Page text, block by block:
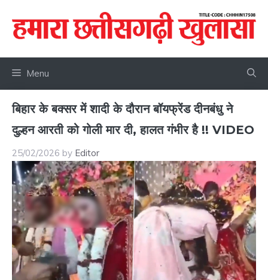
content
Menu
बिहार के बक्सर में शादी के दौरान बॉयफ्रेंड दीनबंधु ने
दुल्हन आरती को गोली मार दी, हालत गंभीर है !! VIDEO
25/02/2026 by Editor